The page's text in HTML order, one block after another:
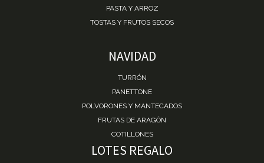
PASTA Y ARROZ
TOSTAS Y FRUTOS SECOS
NAVIDAD
TURRÓN
PANETTONE
POLVORONES Y MANTECADOS
FRUTAS DE ARAGÓN
COTILLONES
LOTES REGALO